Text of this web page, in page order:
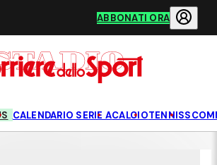
ABBONATI ORA
CALENDARIO SERIE ACALCIOTENNIS